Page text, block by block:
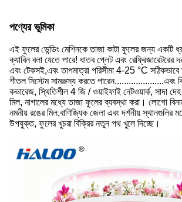
পণ্যের ভূমিকা
এই ফুলের ভেন্ডিং মেশিনকে তাজা কাটা ফুলের জন্য একটি
ক্যাবিন বলা যেতে পারে! ধাতব প্লেট এবং রেফ্রিজারেটরের
এবং টেকসই,এবং তাপমাত্রা পরিসীমা 4-25 °C
শীতল সিস্টেম সামঞ্জস্য করতে পারেন.....................এবং
কভারেজ, স্থিতিশীল 4 জি / ওয়াইফাই নেটওয়ার্ক, সাদা
মিল, নাগালের মধ্যে তাজা ফুলের ব্যবস্থা করা। লোগো
নমনীয় রঙের মিল,বাণিজ্যিক জেলা এবং দর্শনীয়
উপযুক্ত, ফুলের খুচরা বিক্রির নতুন পথ খুলে দিচ্ছে।